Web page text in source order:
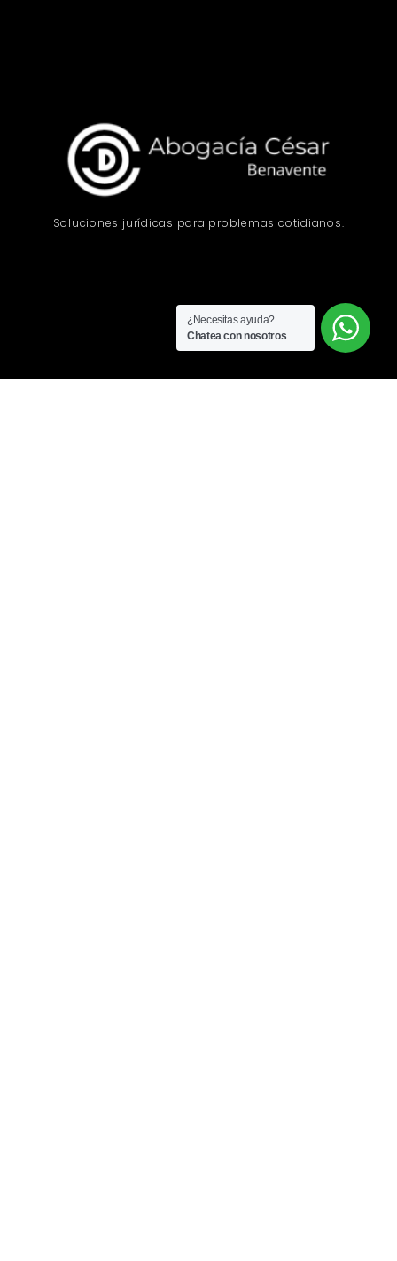
Soluciones jurídicas para problemas cotidianos.
¿Necesitas ayuda?
Chatea con nosotros